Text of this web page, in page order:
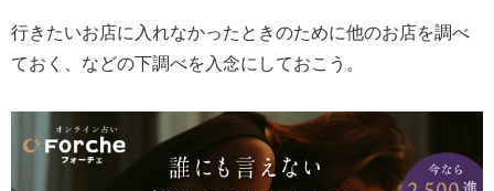
行きたいお店に入れなかったときのために他のお店を調べ
ておく、などの下調べを入念にしておこう。